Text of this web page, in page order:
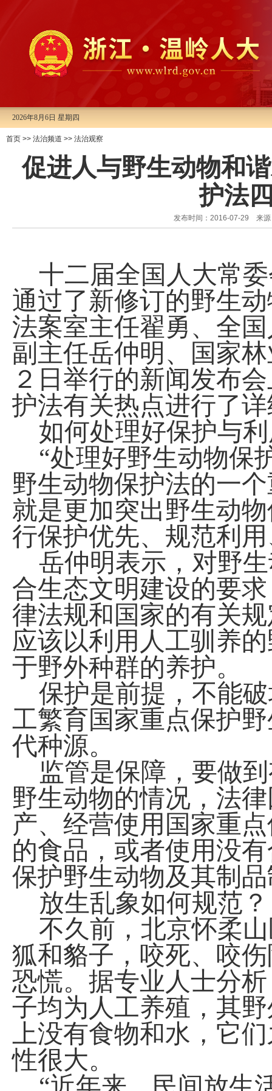
2026年8月6日 星期四
首页 >> 法治频道 >> 法治观察
促进人与野生动物和
护法
发布时间：2016-07-29 来
十二届全国人大常委
通过了新修订的野生
法案室主任翟勇、全
副主任岳仲明、国家
２日举行的新闻发布
护法有关热点进行了
如何处理好保护与
“处理好野生动物保
野生动物保护法的一
就是更加突出野生动
行保护优先、规范利
岳仲明表示，对野
合生态文明建设的要
律法规和国家的有关
应该以利用人工驯养
于野外种群的养护。
保护是前提，不能
工繁育国家重点保护
代种源。
监管是保障，要做
野生动物的情况，法
产、经营使用国家重
的食品，或者使用没
保护野生动物及其制
放生乱象如何规范？
不久前，北京怀柔
狐和貉子，咬死、咬
恐慌。据专业人士分
子均为人工养殖，其
上没有食物和水，它
性很大。